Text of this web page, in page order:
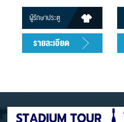
ผู้รักษาประตู
13
รายละเอียด